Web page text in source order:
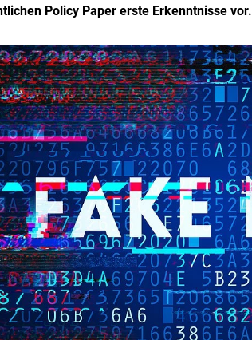
Policy Paper erste Erkenntnisse vor.